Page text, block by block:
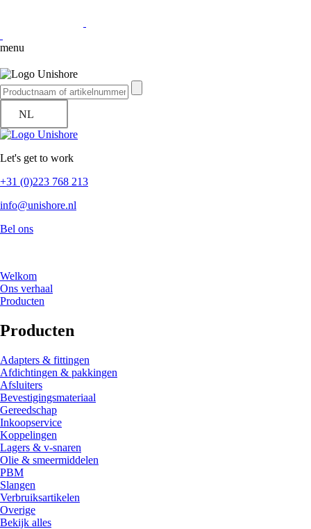
menu
NL
Let's get to work
+31 (0)223 768 213
info@unishore.nl
Bel ons
Welkom
Ons verhaal
Producten
Producten
Adapters & fittingen
Afdichtingen & pakkingen
Afsluiters
Bevestigingsmateriaal
Gereedschap
Inkoopservice
Koppelingen
Lagers & v-snaren
Olie & smeermiddelen
PBM
Slangen
Verbruiksartikelen
Overige
Bekijk alles